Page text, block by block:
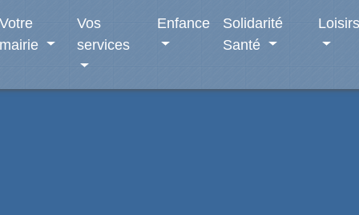
Votre
mairie
Vos
services
Enfance
Solidarité
Santé
Loisirs